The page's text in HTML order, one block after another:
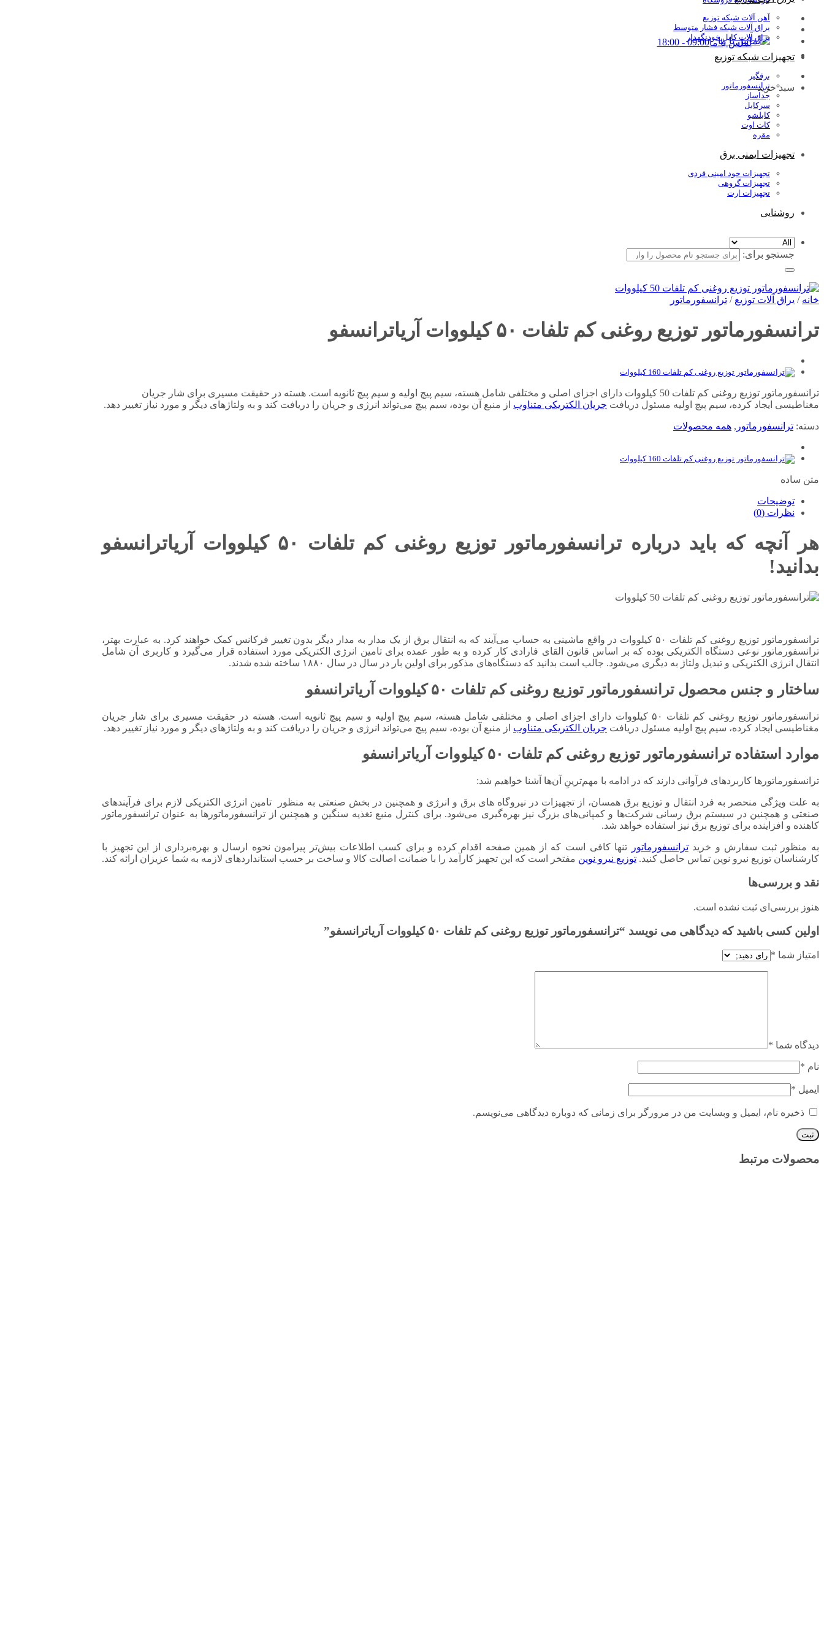
تماس با ما09:00 - 18:00
سبد خرید
آهن آلات شبکه توزیع
یراق آلات شبکه فشار متوسط
یراق آلات کابل خودنگهدار
تجهیزات شبکه توزیع
برقگیر
ترانسفورماتور
جداساز
سرکابل
کابلشو
کات اوت
مقره
تجهیزات ایمنی برق
تجهیزات خود امینی فردی
تجهیزات گروهی
تجهیزات ارت
روشنایی
جستجو برای:
خانه / یراق آلات توزیع / ترانسفورماتور
ترانسفورماتور توزیع روغنی کم تلفات ۵۰ کیلووات آریاترانسفو
ترانسفورماتور توزیع روغنی کم تلفات 50 کیلووات دارای اجزای اصلی و مختلفی شامل هسته، سیم پیچ اولیه و سیم پیچ ثانویه است. هسته در حقیقت مسیری برای شار جریان
مغناطیسی ایجاد کرده، سیم پیچ اولیه مسئول دریافت جریان الکتریکی متناوب از منبع آن بوده، سیم پیچ می‌تواند انرژی و جریان را دریافت کند و به ولتاژهای دیگر و مورد نیاز تغییر دهد.
دسته: ترانسفورماتور , همه محصولات
متن ساده
توضیحات
نظرات (0)
هر آنچه که باید درباره ترانسفورماتور توزیع روغنی کم تلفات ۵۰ کیلووات آریاترانسفو
بدانید!
ترانسفورماتور توزیع روغنی کم تلفات ۵۰ کیلووات در واقع ماشینی به حساب می‌آیند که به انتقال برق از یک مدار به مدار دیگر بدون تغییر فرکانس کمک خواهند کرد. به عبارت بهتر،
ترانسفورماتور نوعی دستگاه الکتریکی بوده که بر اساس قانون القای فارادی کار کرده و به طور عمده برای تامین انرژی الکتریکی مورد استفاده قرار می‌گیرد و کاربری آن شامل
انتقال انرژی الکتریکی و تبدیل ولتاژ به دیگری می‌شود. جالب است بدانید که دستگاه‌های مذکور برای اولین بار در سال در سال ۱۸۸۰ ساخته شده شدند.
ساختار و جنس محصول ترانسفورماتور توزیع روغنی کم تلفات ۵۰ کیلووات آریاترانسفو
ترانسفورماتور توزیع روغنی کم تلفات ۵۰ کیلووات دارای اجزای اصلی و مختلفی شامل هسته، سیم پیچ اولیه و سیم پیچ ثانویه است. هسته در حقیقت مسیری برای شار جریان
مغناطیسی ایجاد کرده، سیم پیچ اولیه مسئول دریافت جریان الکتریکی متناوب از منبع آن بوده، سیم پیچ می‌تواند انرژی و جریان را دریافت کند و به ولتاژهای دیگر و مورد نیاز تغییر دهد.
موارد استفاده ترانسفورماتور توزیع روغنی کم تلفات ۵۰ کیلووات آریاترانسفو
ترانسفورماتورها کاربردهای فرآوانی دارند که در ادامه با مهم‌ترینِ آن‌ها‌ آشنا خواهیم شد:
به علت ویژگی منحصر به فرد انتقال و توزیع برق همسان، از تجهیزات در نیروگاه های برق و انرژی و همچنین در بخش صنعتی به منظور تامین انرژی الکتریکی لازم برای فرآیندهای
صنعتی و همچنین در سیستم برق رسانی شرکت‌ها و کمپانی‌های بزرگ نیز بهره‌گیری می‌شود. برای کنترل منبع تغذیه سنگین و همچنین از ترانسفورماتورها به عنوان ترانسفورماتور
کاهنده و افزاینده برای توزیع برق نیز استفاده خواهد شد.
به منظور ثبت سفارش و خریدترانسفورماتور
تنها کافی است که از همین صفحه اقدام کرده و برای کسب اطلاعات بیش‌تر پیرامون نحوه ارسال و بهره‌برداری از این تجهیز با
کارشناسان توزیع نیرو نوین تماس حاصل کنید. توزیع نیرو نوین مفتخر است که این تجهیز کارآمد را با ضمانت اصالت کالا و ساخت بر حسب استانداردهای لازمه به شما عزیزان ارائه کند.
نقد و بررسی‌ها
هنوز بررسی‌ای ثبت نشده است.
اولین کسی باشید که دیدگاهی می نویسد “ترانسفورماتور توزیع روغنی کم تلفات ۵۰ کیلووات آریاترانسفو”
امتیاز شما *
دیدگاه شما *
نام *
ایمیل *
ذخیره نام، ایمیل و وبسایت من در مرورگر برای زمانی که دوباره دیدگاهی می‌نویسم.
محصولات مرتبط